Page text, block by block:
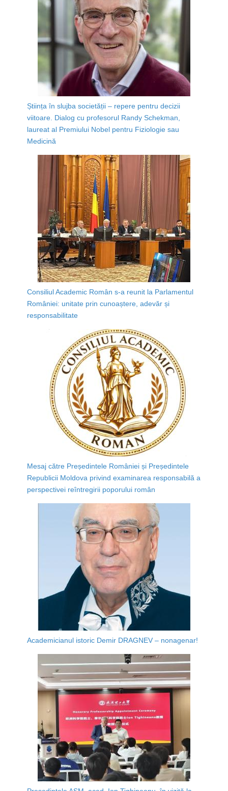
Știința în slujba societății – repere pentru decizii
viitoare. Dialog cu profesorul Randy Schekman,
laureat al Premiului Nobel pentru Fiziologie sau
Medicină
Consiliul Academic Român s-a reunit la Parlamentul
României: unitate prin cunoaștere, adevăr și
responsabilitate
Mesaj către Președintele României și Președintele
Republicii Moldova privind examinarea responsabilă a
perspectivei reîntregirii poporului român
Academicianul istoric Demir DRAGNEV – nonagenar!